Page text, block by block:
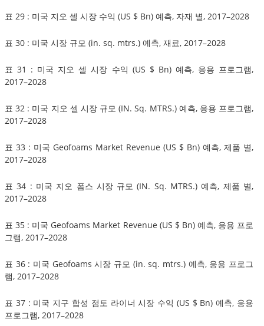
표 29 : 미국 지오 셀 시장 수익 (US $ Bn) 예측, 자재 별, 2017–2028
표 30 : 미국 시장 규모 (in. sq. mtrs.) 예측, 재료, 2017–2028
표 31 : 미국 지오 셀 시장 수익 (US $ Bn) 예측, 응용 프로그램,
2017–2028
표 32 : 미국 지오 셀 시장 규모 (IN. Sq. MTRS.) 예측, 응용 프로그램,
2017–2028
표 33 : 미국 Geofoams Market Revenue (US $ Bn) 예측, 제품 별,
2017–2028
표 34 : 미국 지오 폼스 시장 규모 (IN. Sq. MTRS.) 예측, 제품 별,
2017–2028
표 35 : 미국 Geofoams Market Revenue (US $ Bn) 예측, 응용 프로
그램, 2017–2028
표 36 : 미국 Geofoams 시장 규모 (in. sq. mtrs.) 예측, 응용 프로그
램, 2017–2028
표 37 : 미국 지구 합성 점토 라이너 시장 수익 (US $ Bn) 예측, 응용
프로그램, 2017–2028